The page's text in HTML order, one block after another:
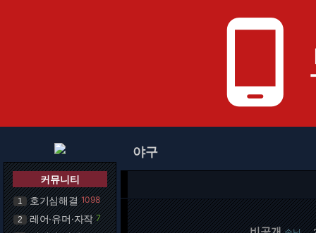
phone_android
커뮤니티
1 호기심해결 1098
2 레어·유머·자작 7
야구